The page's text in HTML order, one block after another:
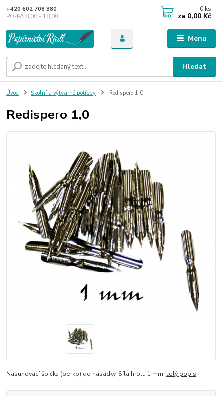
Menu
Hledat
+420 602 708 380
PO-PÁ 8,00 - 18,00
0 ks
za 0,00 Kč
Úvod Školní a výtvarné potřeby Redispero 1,0
Redispero 1,0
Nasunovací špička (perko) do násadky. Síla hrotu 1 mm. celý popis